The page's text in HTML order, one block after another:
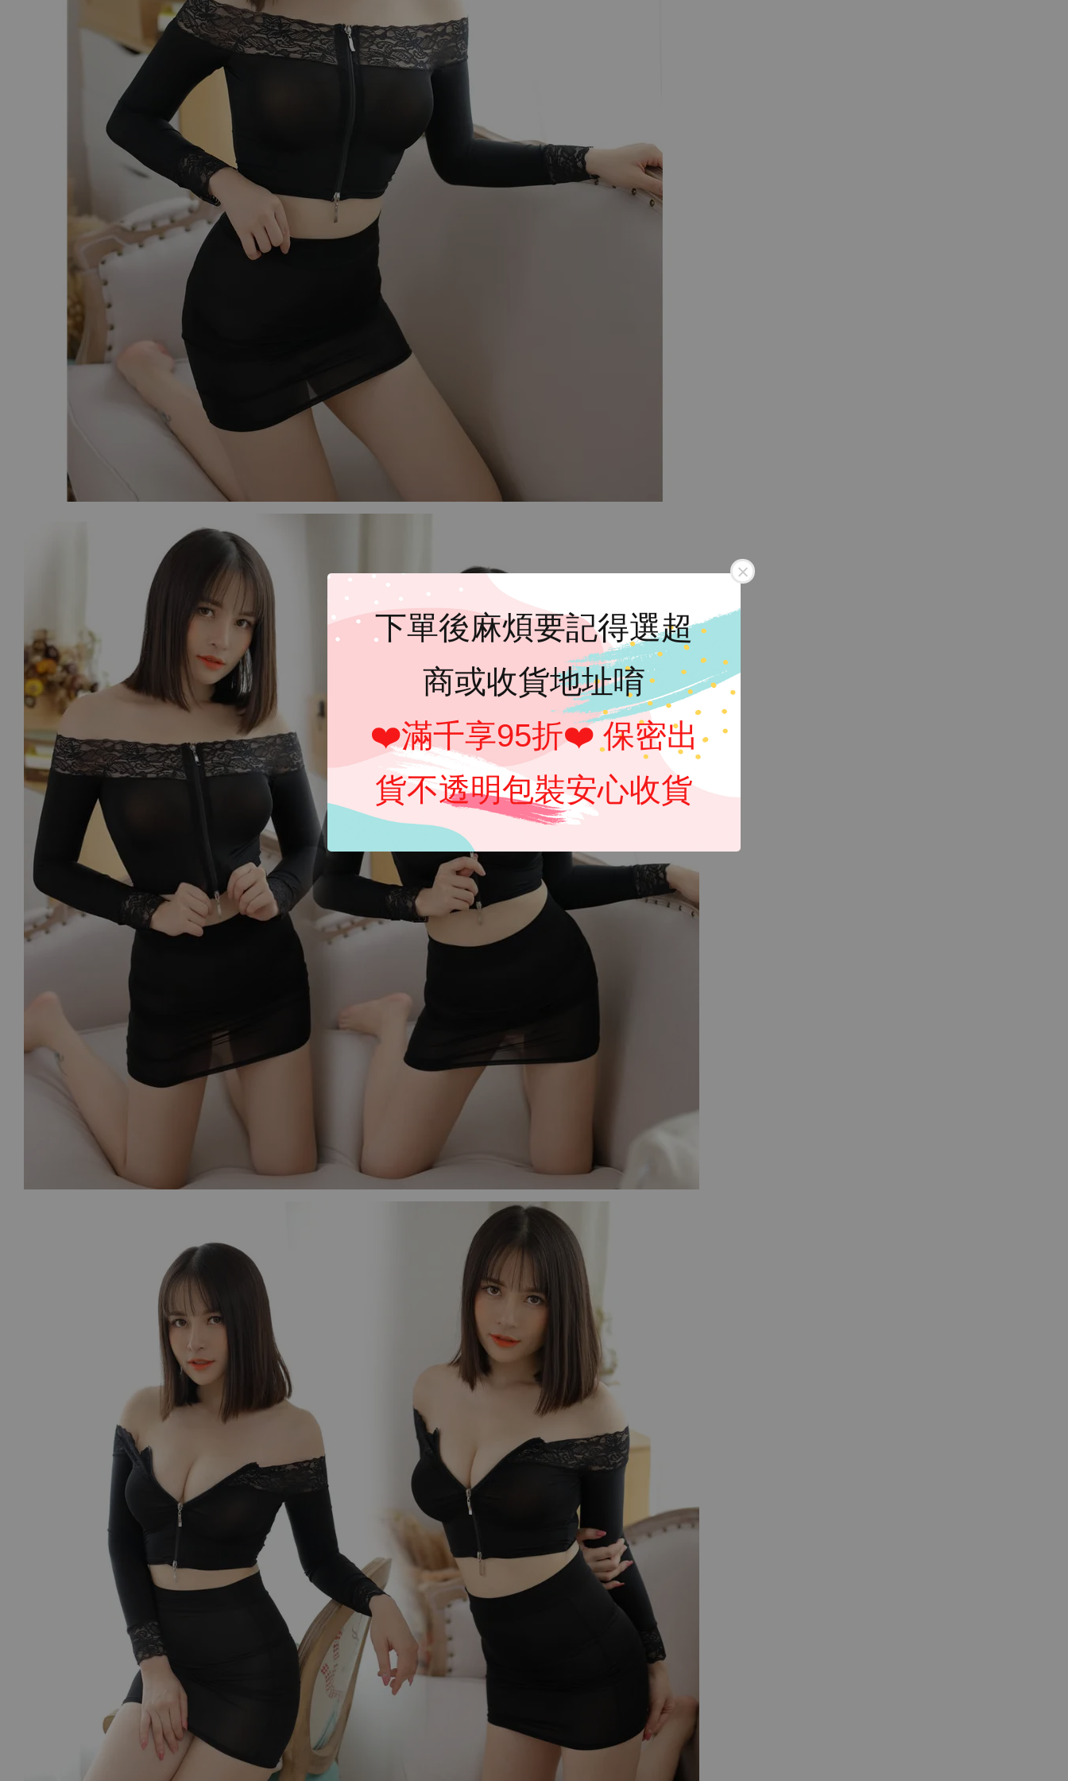
下單後麻煩要記得選超
商或收貨地址唷
❤️滿千享95折❤️ 保密出
貨不透明包裝安心收貨